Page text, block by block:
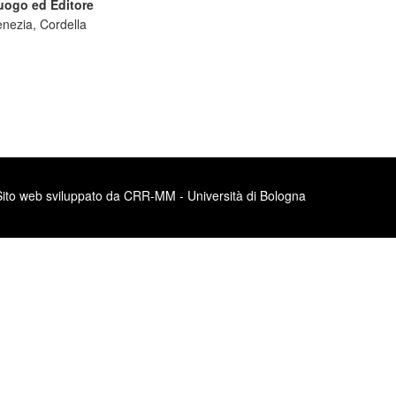
ed Editore
Cordella
web sviluppato da CRR-MM - Università di Bologna